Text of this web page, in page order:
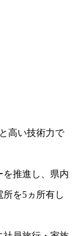
高い技術力で
を推進し、県内
を5ヵ所有し